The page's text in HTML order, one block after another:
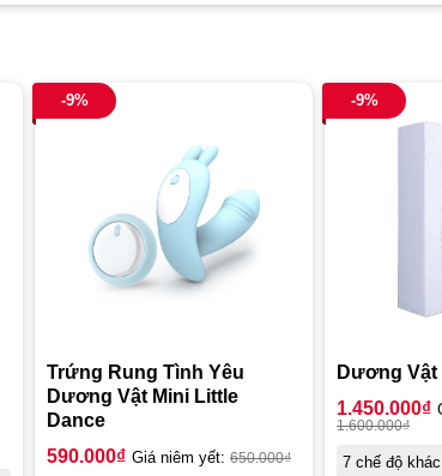
-9%
Trứng Rung Tình Yêu
Dương Vật Mini Little
Dance
590.000₫ Giá niêm yết: 650.000₫
-9%
Dương Vật
1.450.000₫
1.600.000₫
7 chế độ